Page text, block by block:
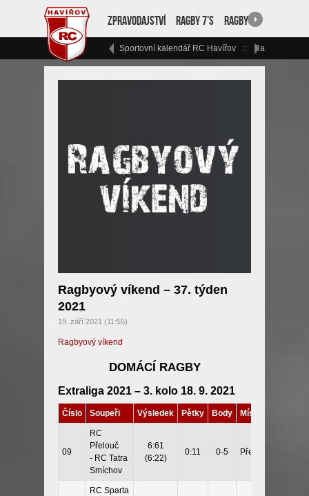
Zpravodajství Ragby 7’s Ragby 15
Sportovní kalendář RC Havířov Ragbyový
Ragbyový víkend – 37. týden
2021
19. září 2021 (11:55)
Ragbyový víkend
DOMÁCÍ RAGBY
Extraliga 2021 – 3. kolo 18. 9. 2021
Číslo Soupeři Výsledek Pětky Body Místo
09
RC
Přelouč
- RC Tatra
Smíchov
6:61
(6:22)
0:11 0-5 Přelouč
RC Sparta